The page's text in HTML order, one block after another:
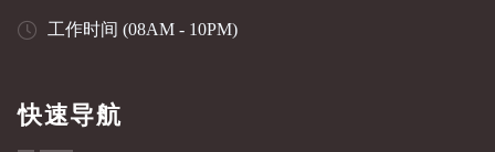
工作时间 (08AM - 10PM)
快速导航